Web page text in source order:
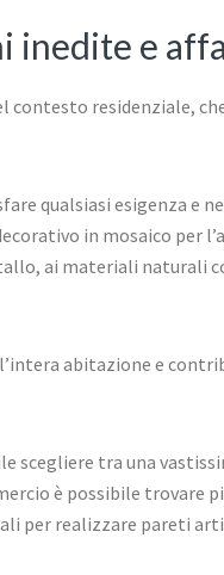
inedite e
contesto residenziale,
qualsiasi esigenza e
in mosaico per
ai materiali naturali
abitazione e
scegliere tra una
è possibile trovare
per realizzare pareti